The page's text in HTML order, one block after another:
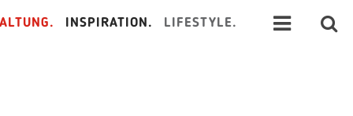
INSPIRATION. LIFESTYLE.